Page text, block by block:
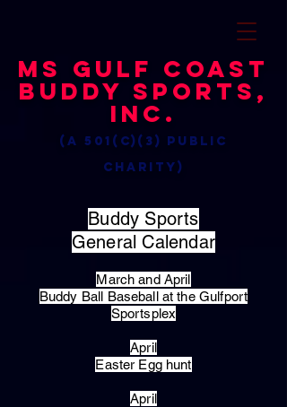
MS Gulf Coast
Buddy Sports,
Inc.
(a 501(c)(3) public
charity)
Buddy Sports
General Calendar
March and April
Buddy Ball Baseball at the Gulfport
Sportsplex
April
Easter Egg hunt
April